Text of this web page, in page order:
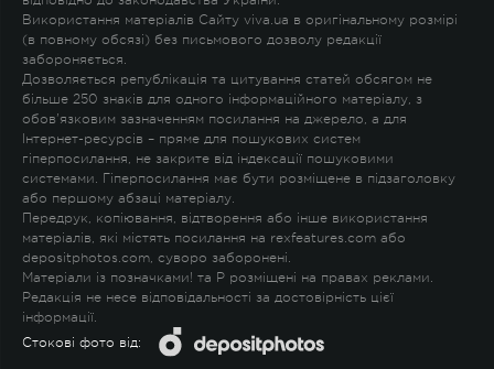
Використання матеріалів Сайту viva.ua в оригінальному розмірі
(в повному обсязі) без письмового дозволу редакції
забороняється.
Дозволяється републікація та цитування статей обсягом не
більше 250 знаків для одного інформаційного матеріалу, з
обов'язковим зазначенням посилання на джерело, а для
Інтернет-ресурсів – пряме для пошукових систем
гіперпосилання, не закрите від індексації пошуковими
системами. Гіперпосилання має бути розміщене в підзаголовку
або першому абзаці матеріалу.
Передрук, копіювання, відтворення або інше використання
матеріалів, які містять посилання на rexfeatures.com або
depositphotos.com, суворо заборонені.
Матеріали із позначками! та P розміщені на правах реклами.
Редакція не несе відповідальності за достовірність цієї
інформації.
Стокові фото від: